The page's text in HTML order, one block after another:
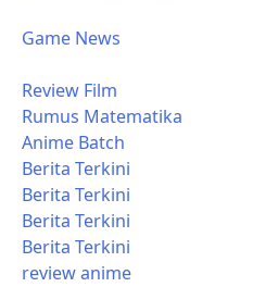
Game News
Review Film
Rumus Matematika
Anime Batch
Berita Terkini
Berita Terkini
Berita Terkini
Berita Terkini
review anime